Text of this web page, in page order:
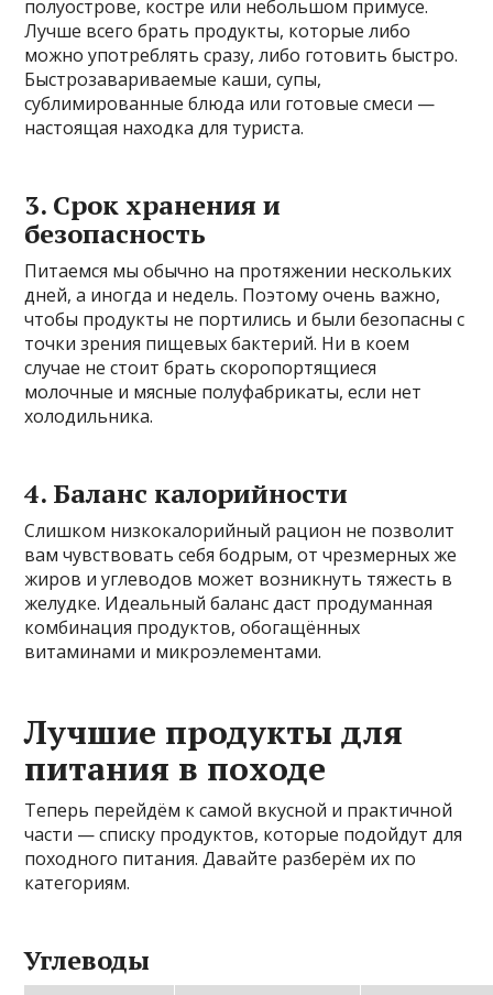
полуострове, костре или небольшом примусе.
Лучше всего брать продукты, которые либо
можно употреблять сразу, либо готовить быстро.
Быстрозавариваемые каши, супы,
сублимированные блюда или готовые смеси —
настоящая находка для туриста.
3. Срок хранения и
безопасность
Питаемся мы обычно на протяжении нескольких
дней, а иногда и недель. Поэтому очень важно,
чтобы продукты не портились и были безопасны с
точки зрения пищевых бактерий. Ни в коем
случае не стоит брать скоропортящиеся
молочные и мясные полуфабрикаты, если нет
холодильника.
4. Баланс калорийности
Слишком низкокалорийный рацион не позволит
вам чувствовать себя бодрым, от чрезмерных же
жиров и углеводов может возникнуть тяжесть в
желудке. Идеальный баланс даст продуманная
комбинация продуктов, обогащённых
витаминами и микроэлементами.
Лучшие продукты для
питания в походе
Теперь перейдём к самой вкусной и практичной
части — списку продуктов, которые подойдут для
походного питания. Давайте разберём их по
категориям.
Углеводы